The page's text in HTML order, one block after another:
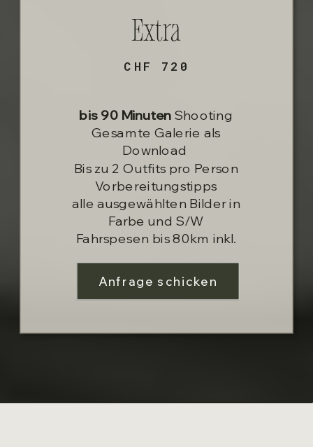
Anfrage schicken
bis 90 Minuten Shooting
Gesamte Galerie als
Download
Bis zu 2 Outfits pro Person
Vorbereitungstipps
alle ausgewählten Bilder in
Farbe und S/W
Fahrspesen bis 80km inkl.
CHF 720
Extra